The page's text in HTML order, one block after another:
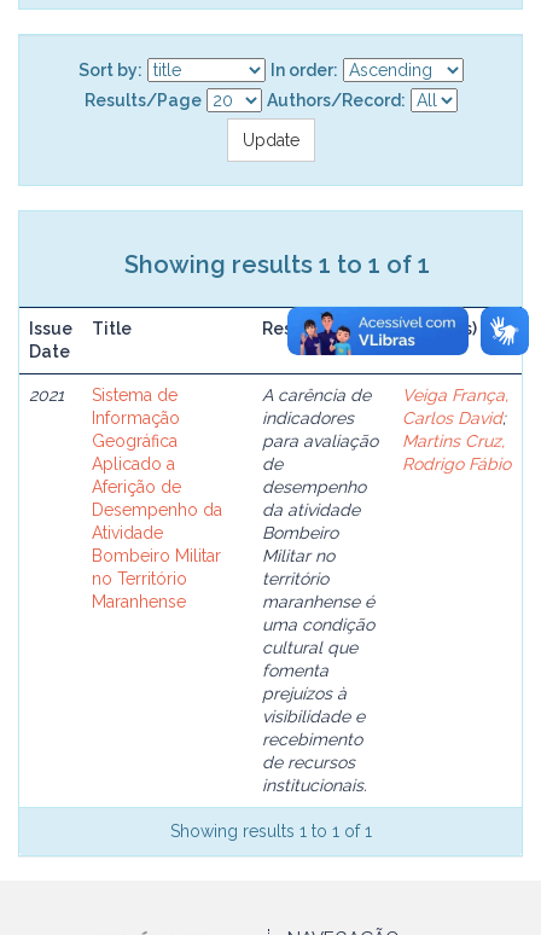
Sort by:
In order:
Results/Page
Authors/Record:
Showing results 1 to 1 of 1
Issue
Date
Title Resume Author(s)
2021
Sistema de
Informação
Geográfica
Aplicado a
Aferição de
Desempenho da
Atividade
Bombeiro Militar
no Território
Maranhense
A carência de
indicadores
para avaliação
de
desempenho
da atividade
Bombeiro
Militar no
território
maranhense é
uma condição
cultural que
fomenta
prejuízos à
visibilidade e
recebimento
de recursos
institucionais.
Veiga França,
Carlos David;
Martins Cruz,
Rodrigo Fábio
Showing results 1 to 1 of 1